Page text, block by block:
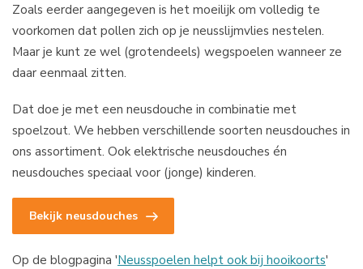
Zoals eerder aangegeven is het moeilijk om volledig te
voorkomen dat pollen zich op je neusslijmvlies nestelen.
Maar je kunt ze wel (grotendeels) wegspoelen wanneer ze
daar eenmaal zitten.
Dat doe je met een neusdouche in combinatie met
spoelzout. We hebben verschillende soorten neusdouches in
ons assortiment. Ook elektrische neusdouches én
neusdouches speciaal voor (jonge) kinderen.
Bekijk neusdouches
Op de blogpagina 'Neusspoelen helpt ook bij hooikoorts'